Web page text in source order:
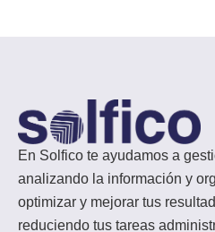
En Solfico te ayudamos a
analizando la información y
optimizar y mejorar tus
reduciendo tus tareas